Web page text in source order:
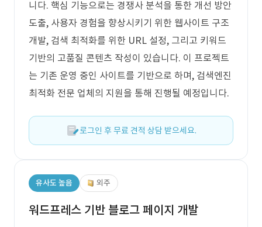
니다. 핵심 기능으로는 경쟁사 분석을 통한 개선 방안
도출, 사용자 경험을 향상시키기 위한 웹사이트 구조
개발, 검색 최적화를 위한 URL 설정, 그리고 키워드
기반의 고품질 콘텐츠 작성이 있습니다. 이 프로젝트
는 기존 운영 중인 사이트를 기반으로 하며, 검색엔진
최적화 전문 업체의 지원을 통해 진행될 예정입니다.
로그인 후 무료 견적 상담 받으세요.
유사도 높음 외주
워드프레스 기반 블로그 페이지 개발